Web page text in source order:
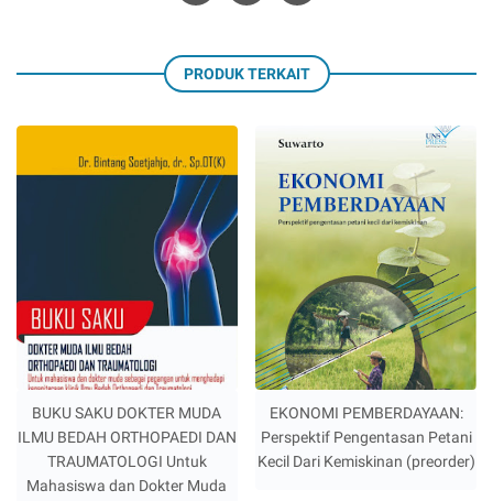
PRODUK TERKAIT
BUKU SAKU DOKTER MUDA
ILMU BEDAH ORTHOPAEDI DAN
TRAUMATOLOGI Untuk
Mahasiswa dan Dokter Muda
EKONOMI PEMBERDAYAAN:
Perspektif Pengentasan Petani
Kecil Dari Kemiskinan (preorder)